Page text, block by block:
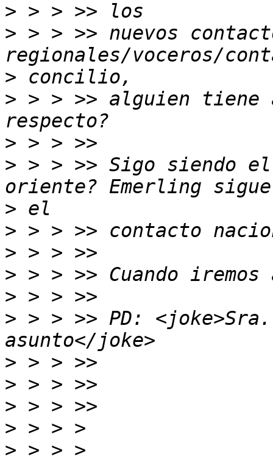
>
> > > >> nuevos
>
> > > >> alguien tiene
>
> > > >> Sigo siendo
>
>
>
>
>
> > > >> PD:
>
>
>
>
> > > >